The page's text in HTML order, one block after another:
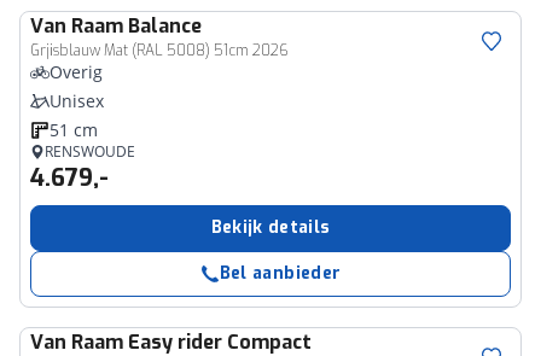
Van Raam Balance
Grjisblauw Mat (RAL 5008) 51cm 2026
Overig
Unisex
51 cm
RENSWOUDE
4.679,-
Bekijk details
Bel aanbieder
Van Raam Easy rider Compact